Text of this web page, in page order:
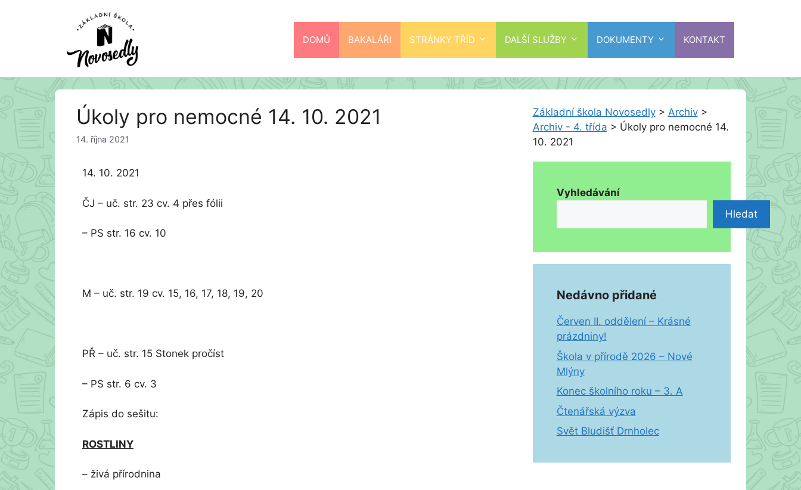
DOMŮ BAKALÁŘI STRÁNKY TŘÍD DALŠÍ SLUŽBY DOKUMENTY KONTAKT
Úkoly pro nemocné 14. 10. 2021
14. října 2021
14. 10. 2021
ČJ – uč. str. 23 cv. 4 přes fólii
– PS str. 16 cv. 10
M – uč. str. 19 cv. 15, 16, 17, 18, 19, 20
PŘ – uč. str. 15 Stonek pročíst
– PS str. 6 cv. 3
Zápis do sešitu:
ROSTLINY
– živá přírodnina
Základní škola Novosedly> Archiv>
Archiv - 4. třída > Úkoly pro nemocné 14.
10. 2021
Vyhledávání
Hledat
Nedávno přidané
Červen II. oddělení – Krásné
prázdniny!
Škola v přírodě 2026 – Nové
Mlýny
Konec školního roku – 3. A
Čtenářská výzva
Svět Bludišť Drnholec